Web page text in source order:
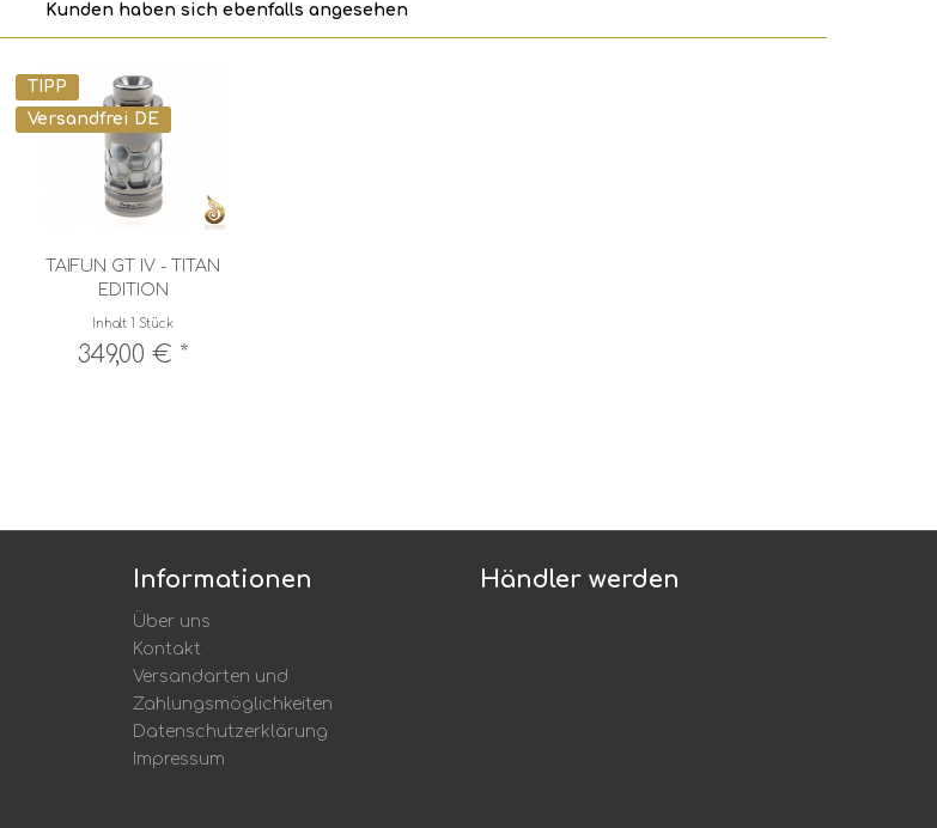
Kunden haben sich ebenfalls angesehen
TIPP
Versandfrei DE
TAIFUN GT IV - TITAN
EDITION
Inhalt 1 Stück
349,00 € *
Informationen
Über uns
Kontakt
Versandarten und
Zahlungsmöglichkeiten
Datenschutzerklärung
Impressum
Händler werden